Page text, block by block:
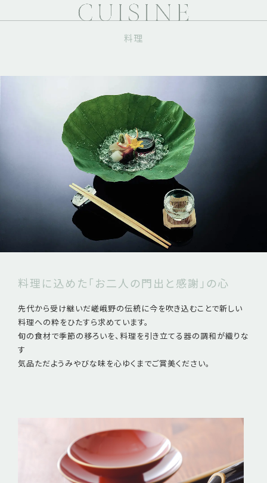
料理
料理に込めた「お二人の門出と感謝」の心
先代から受け継いだ嵯峨野の伝統に今を吹き込むことで新しい
料理への粋をひたすら求めています。
旬の食材で季節の移ろいを、料理を引き立てる器の調和が織りな
す
気品ただようみやびな味を心ゆくまでご賞美ください。